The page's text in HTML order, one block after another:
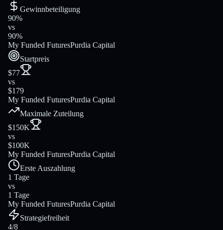
Gewinnbeteiligung
90%
vs
90%
My Funded FuturesPurdia Capital
Startpreis
$77
vs
$179
My Funded FuturesPurdia Capital
Maximale Zuteilung
$150K
vs
$100K
My Funded FuturesPurdia Capital
Erste Auszahlung
1 Tage
vs
1 Tage
My Funded FuturesPurdia Capital
Strategiefreiheit
4/8